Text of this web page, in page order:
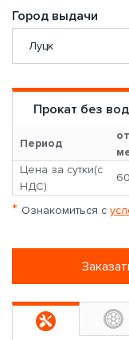
Город выдачи
Прокат без
Период
Цена за сутки(с
НДС)
* Ознакомиться с